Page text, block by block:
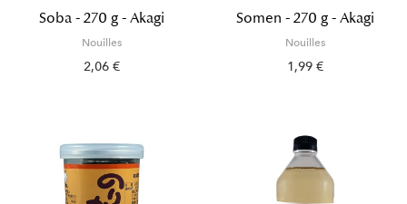
Soba - 270 g - Akagi
Nouilles
2,06 €
Somen - 270 g - Akagi
Nouilles
1,99 €